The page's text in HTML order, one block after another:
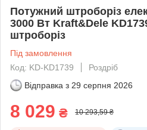
Потужний штроборіз
3000 Вт Kraft&Dele
штроборіз
Під замовлення
Код: KD-KD1739
Роздріб
Відправка з 29 серпня 2026
8 029 ₴ 10 293,59 ₴